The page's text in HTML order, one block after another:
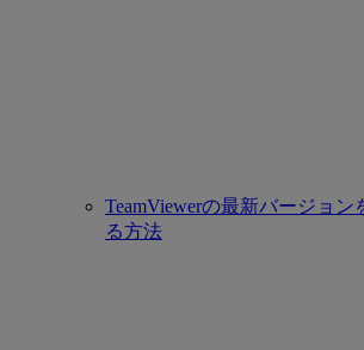
TeamViewerの最新バージョ
る方法